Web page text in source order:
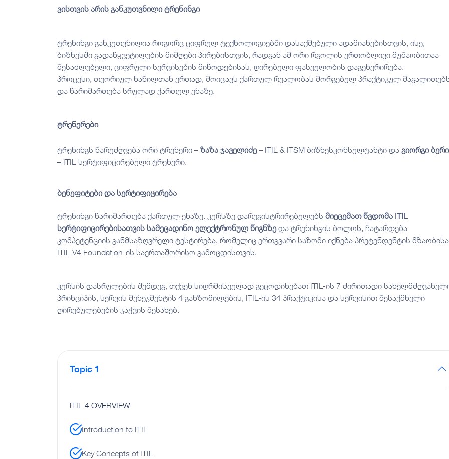
ვისთვის არის განკუთვნილი ტრენინგი
ტრენინგი განკუთვნილია როგორც ციფრულ ტექნოლოგიებში დასაქმებული ადამიანებისთვის, ისე,
ბიზნესში გადაწყვეტილების მიმღები პირებისთვის, რადგან ამ ორი რგოლის ერთობლივი მუშაობითაა
შესაძლებელი, ციფრული სერვისების მიწოდებისას, ღირებული ფასეულობის დაგენერირება.
პროცესი, თეორიულ ნაწილთან ერთად, მოიცავს ქართულ რეალობას მორგებულ პრაქტიკულ
და წარიმართება სრულად ქართულ ენაზე.
ტრენერები
ტრენინგს წარუძღვება ორი ტრენერი – ზაზა ჯაველიძე – ITIL & ITSM ბიზნესკონსულტანტი და გიორგი
– ITIL სერტიფიცირებული ტრენერი.
ბენეფიტები და სერტიფიცირება
ტრენინგი წარიმართება ქართულ ენაზე. კურსზე დარეგისტრირებულებს მიეცემათ წვდომა ITIL
სერტიფიცირებისათვის სამეცადინო ელექტრონულ წიგნზე და ტრენინგის ბოლოს, ჩატარდება
კომპეტენციის განმსაზღვრელი ტესტირება, რომელიც ერთგვარი საზომი იქნება პრეტენდენტის
ITIL V4 Foundation-ის საერთაშორისო გამოცდისთვის.
კურსის დასრულების შემდეგ, თქვენ სიღრმისეულად გეცოდინებათ ITIL-ის 7 ძირითადი
პრინციპის, სერვის მენეჯმენტის 4 განზომილების, ITIL-ის 34 პრაქტიკისა და სერვისით შესაქმნელი
ღირებულებების ჯაჭვის შესახებ.
Topic 1
ITIL 4 OVERVIEW
Introduction to ITIL
Key Concepts of ITIL